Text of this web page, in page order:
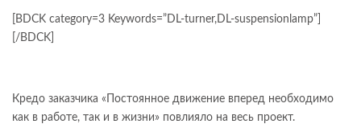
[BDCK category=3 Keywords=”DL-turner,DL-suspensionlamp”]
[/BDCK]
Кредо заказчика «Постоянное движение вперед необходимо
как в работе, так и в жизни» повлияло на весь проект.